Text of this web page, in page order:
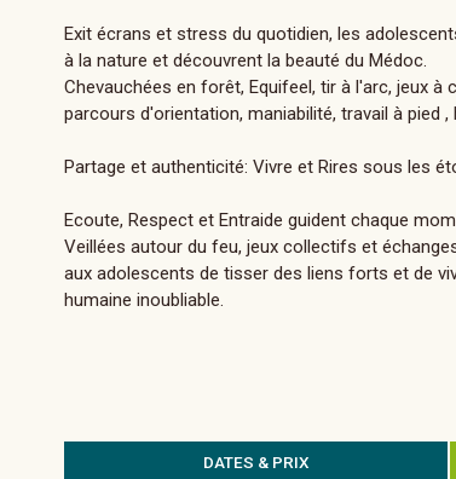
Exit écrans et stress du quotidien, les
à la nature et découvrent la beauté du Médoc.
Chevauchées en forêt, Equifeel, tir à l'arc, jeux à
parcours d'orientation, maniabilité, travail à pied ,
Partage et authenticité: Vivre et Rires sous les
Ecoute, Respect et Entraide guident chaque
Veillées autour du feu, jeux collectifs et
aux adolescents de tisser des liens forts et de
humaine inoubliable.
DATES & PRIX